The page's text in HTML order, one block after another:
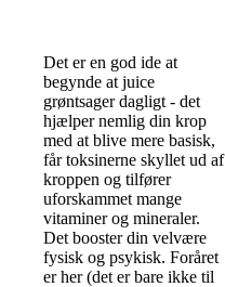
Det er en god ide at
begynde at juice
grøntsager dagligt - det
hjælper nemlig din krop
med at blive mere basisk,
får toksinerne skyllet ud af
kroppen og tilfører
uforskammet mange
vitaminer og mineraler.
Det booster din velvære
fysisk og psykisk. Foråret
er her (det er bare ikke til